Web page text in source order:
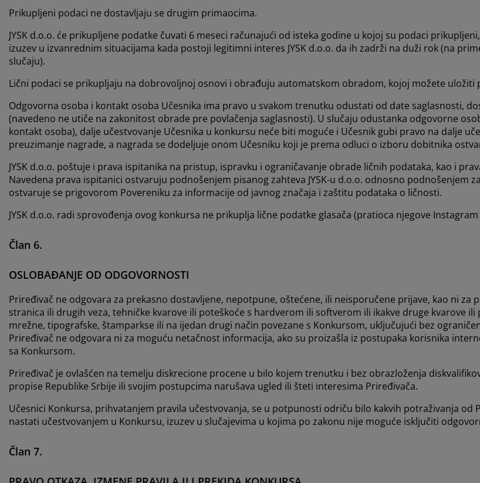
Prikupljeni podaci ne dostavljaju se drugim primaocima.
JYSK d.o.o. će prikupljene podatke čuvati 6 meseci računajući od isteka godine u kojoj su podaci
izuzev u izvanrednim situacijama kada postoji legitimni interes JYSK d.o.o. da ih zadrži na duži rok (na
slučaju).
Lični podaci se prikupljaju na dobrovoljnoj osnovi i obrađuju automatskom obradom, kojoj možete uložiti
Odgovorna osoba i kontakt osoba Učesnika ima pravo u svakom trenutku odustati od date saglasnosti,
(navedeno ne utiče na zakonitost obrade pre povlačenja saglasnosti). U slučaju odustanka odgovorne
kontakt osoba), dalje učestvovanje Učesnika u konkursu neće biti moguće i Učesnik gubi pravo na dalje
preuzimanje nagrade, a nagrada se dodeljuje onom Učesniku koji je prema odluci o izboru dobitnika
JYSK d.o.o. poštuje i prava ispitanika na pristup, ispravku i ograničavanje obrade ličnih podataka, kao i
Navedena prava ispitanici ostvaruju podnošenjem pisanog zahteva JYSK-u d.o.o. odnosno podnošenjem
ostvaruje se prigovorom Povereniku za informacije od javnog značaja i zaštitu podataka o ličnosti.
JYSK d.o.o. radi sprovođenja ovog konkursa ne prikuplja lične podatke glasača (pratioca njegove
Član 6.
OSLOBAĐANJE OD ODGOVORNOSTI
Priređivač ne odgovara za prekasno dostavljene, nepotpune, oštećene, ili neisporučene prijave, kao ni
stranica ili drugih veza, tehničke kvarove ili poteškoće s hardverom ili softverom ili ikakve druge kvarove
mrežne, tipografske, štamparkse ili na ijedan drugi način povezane s Konkursom, uključujući bez
Priređivač ne odgovara ni za moguću netačnost informacija, ako su proizašla iz postupaka korisnika
sa Konkursom.
Priređivač je ovlašćen na temelju diskrecione procene u bilo kojem trenutku i bez obrazloženja
propise Republike Srbije ili svojim postupcima narušava ugled ili šteti interesima Priređivača.
Učesnici Konkursa, prihvatanjem pravila učestvovanja, se u potpunosti odriču bilo kakvih potraživanja
nastati učestvovanjem u Konkursu, izuzev u slučajevima u kojima po zakonu nije moguće isključiti
Član 7.